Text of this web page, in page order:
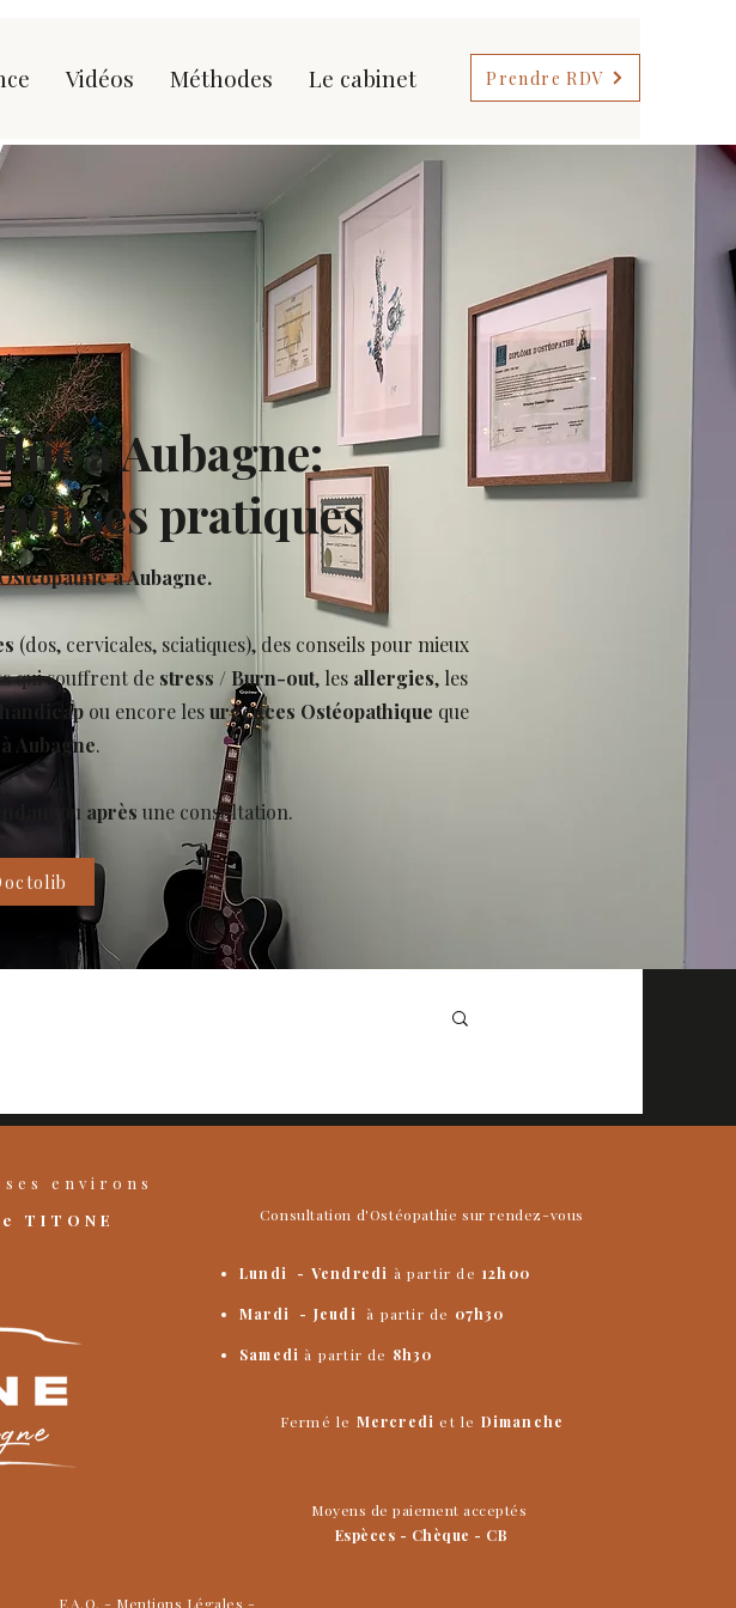
Vidéos Méthodes Le cabinet Prendre RDV
à Aubagne:
pratiques
à Aubagne.
(dos, cervicales, sciatiques), des conseils pour mieux
qui souffrent de stress / Burn-out, les allergies, les
ou encore lesurgences Ostéopathique que
Aubagne.
ou après une consultation.
Consultation d'Ostéopathie sur rendez-vous
Lundi - Vendredi à partir de 12h00
​Mardi - Jeudi à partir de 07h30
Samedi à partir de 8h30
Fermé le Mercrediet le Dimanche
Moyens de paiement acceptés
Espèces - Chèque - CB
F.A.Q. - Mentions Légales -
environs
TITONE